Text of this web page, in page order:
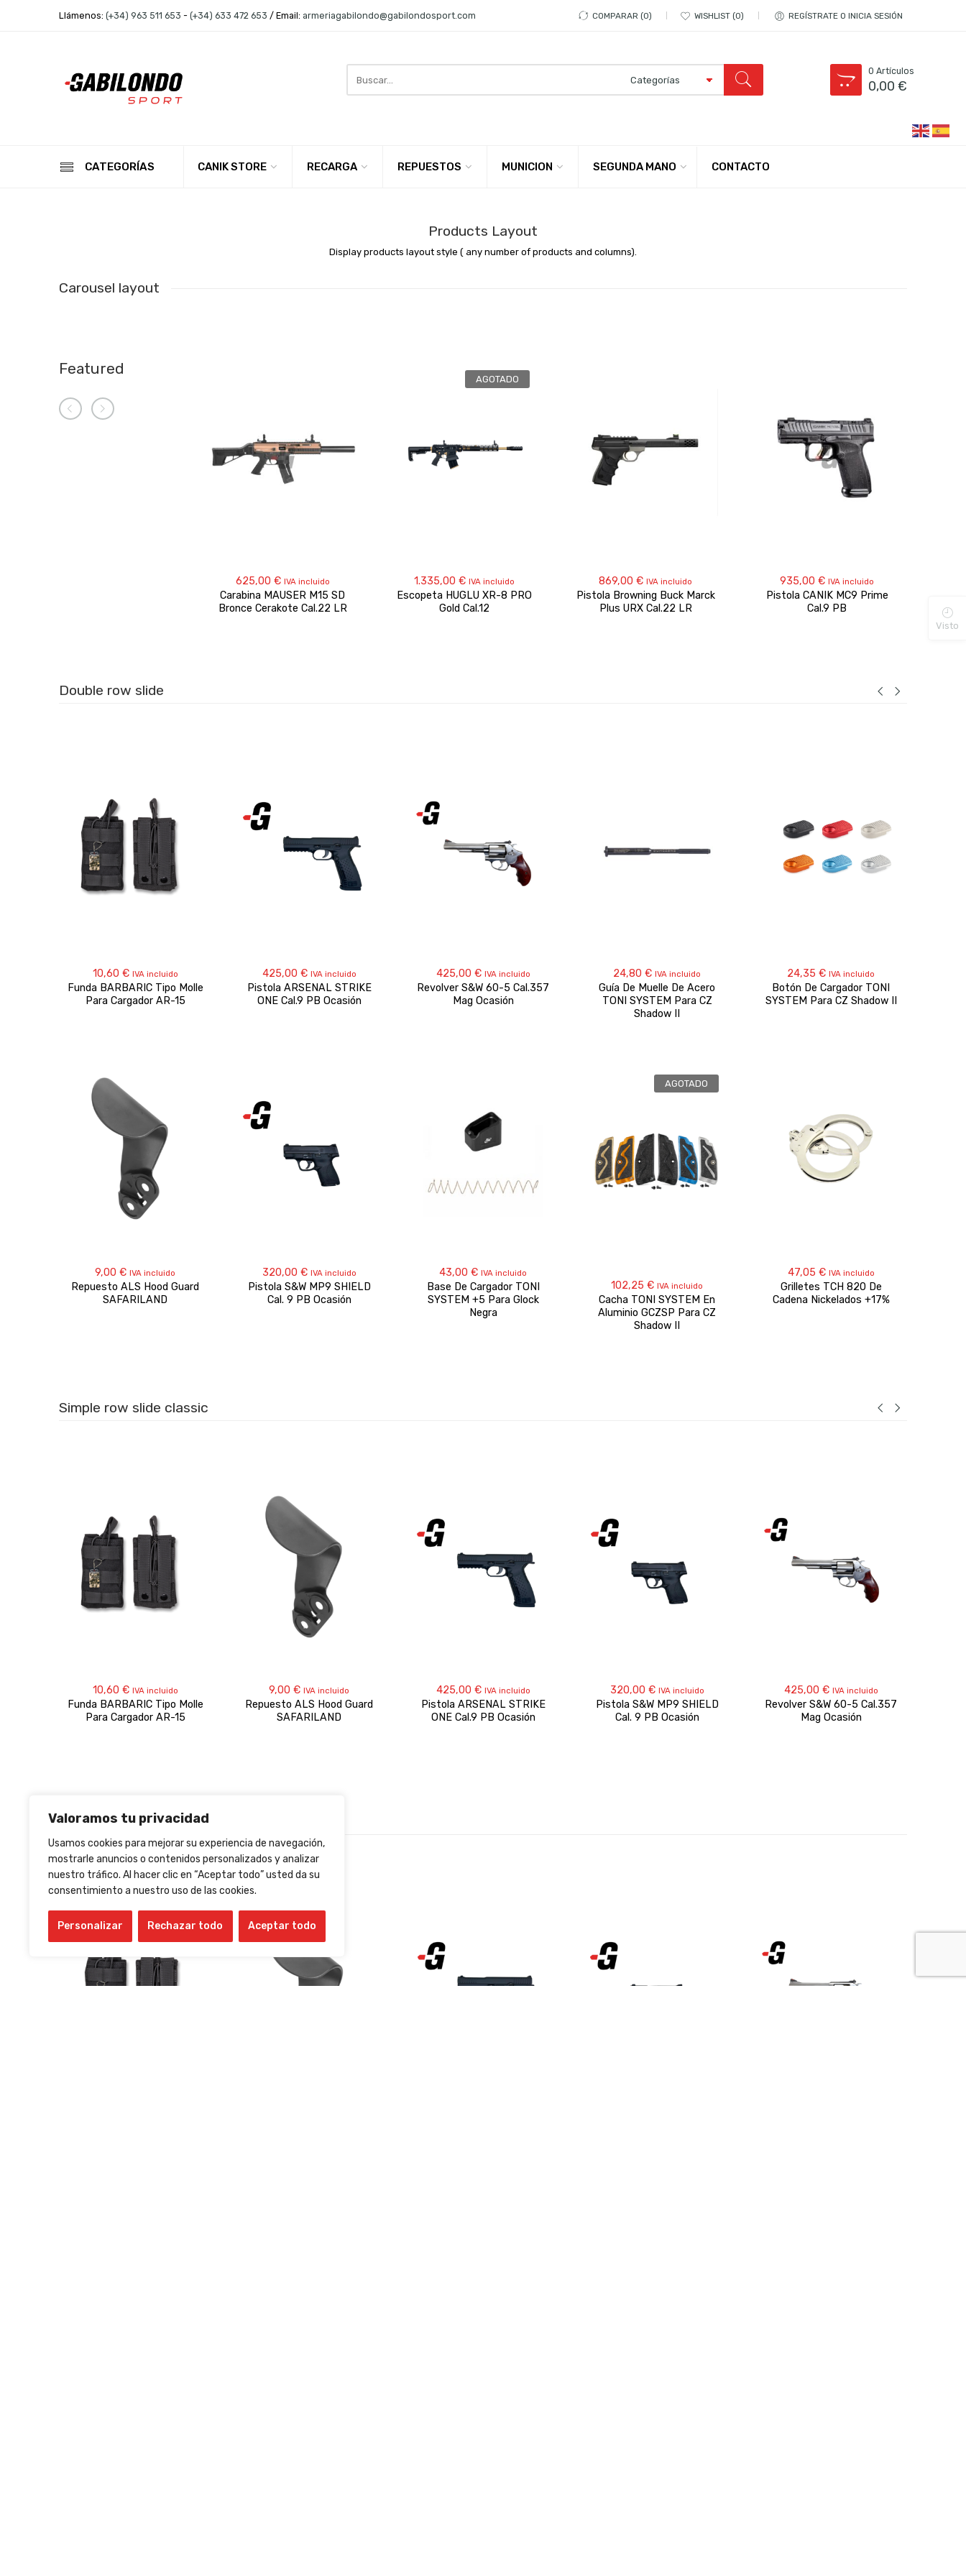
Valoramos tu privacidad
Usamos cookies para mejorar su experiencia de navegación,
mostrarle anuncios o contenidos personalizados y analizar
nuestro tráfico. Al hacer clic en “Aceptar todo” usted da su
consentimiento a nuestro uso de las cookies.
Personalizar Rechazar todo Aceptar todo
Llámenos: (+34) 963 511 653 - (+34) 633 472 653 / Email: armeriagabilondo@gabilondosport.com COMPARAR 0 WISHLIST 0 REGÍSTRATE O INICIA SESIÓN
here
0 Artículos
0,00€
CATEGORÍAS CANIK STORE RECARGA REPUESTOS MUNICION SEGUNDA MANO CONTACTO
Products Layout
Display products layout style ( any number of products and columns).
Carousel layout
Featured
625,00 € IVA incluido
Carabina MAUSER M15 SD
Bronce Cerakote Cal.22 LR
AGOTADO
1.335,00 € IVA incluido
Escopeta HUGLU XR-8 PRO
Gold Cal.12
869,00€ IVA incluido
Pistola Browning Buck Marck
Plus URX Cal.22 LR
935,00€ IVA incluido
Pistola CANIK MC9 Prime
Cal.9 PB
Double row slide
10,60 € IVA incluido
Funda BARBARIC Tipo Molle
Para Cargador AR-15
9,00 € IVA incluido
Repuesto ALS Hood Guard
SAFARILAND
425,00 € IVA incluido
Pistola ARSENAL STRIKE
ONE Cal.9 PB Ocasión
320,00 € IVA incluido
Pistola S&W MP9 SHIELD
Cal. 9 PB Ocasión
425,00 € IVA incluido
Revolver S&W 60-5 Cal.357
Mag Ocasión
43,00 € IVA incluido
Base De Cargador TONI
SYSTEM +5 Para Glock
Negra
24,80 € IVA incluido
Guía De Muelle De Acero
TONI SYSTEM Para CZ
Shadow II
AGOTADO
102,25 € IVA incluido
Cacha TONI SYSTEM En
Aluminio GCZSP Para CZ
Shadow II
24,35 € IVA incluido
Botón De Cargador TONI
SYSTEM Para CZ Shadow II
47,05 € IVA incluido
Grilletes TCH 820 De
Cadena Nickelados +17%
Simple row slide classic
10,60 € IVA incluido
Funda BARBARIC Tipo Molle
Para Cargador AR-15
9,00 € IVA incluido
Repuesto ALS Hood Guard
SAFARILAND
425,00 € IVA incluido
Pistola ARSENAL STRIKE
ONE Cal.9 PB Ocasión
320,00 € IVA incluido
Pistola S&W MP9 SHIELD
Cal. 9 PB Ocasión
425,00 € IVA incluido
Revolver S&W 60-5 Cal.357
Mag Ocasión
Visto